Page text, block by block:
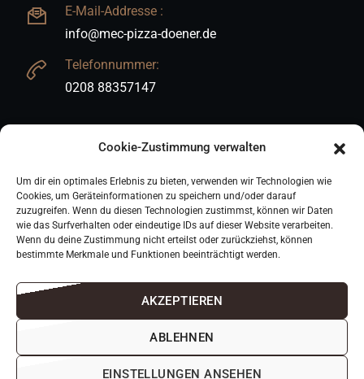
Cookie-Zustimmung verwalten
Um dir ein optimales Erlebnis zu bieten, verwenden wir Technologien wie
Cookies, um Geräteinformationen zu speichern und/oder darauf
zuzugreifen. Wenn du diesen Technologien zustimmst, können wir Daten
wie das Surfverhalten oder eindeutige IDs auf dieser Website verarbeiten.
Wenn du deine Zustimmung nicht erteilst oder zurückziehst, können
bestimmte Merkmale und Funktionen beeinträchtigt werden.
AKZEPTIEREN
ABLEHNEN
EINSTELLUNGEN ANSEHEN
E-Mail-Addresse :
info@mec-pizza-doener.de
Telefonnummer:
0208 88357147
INFORMATIONEN
Kontakt
Impressum
Cookie-Richtlinie (EU)